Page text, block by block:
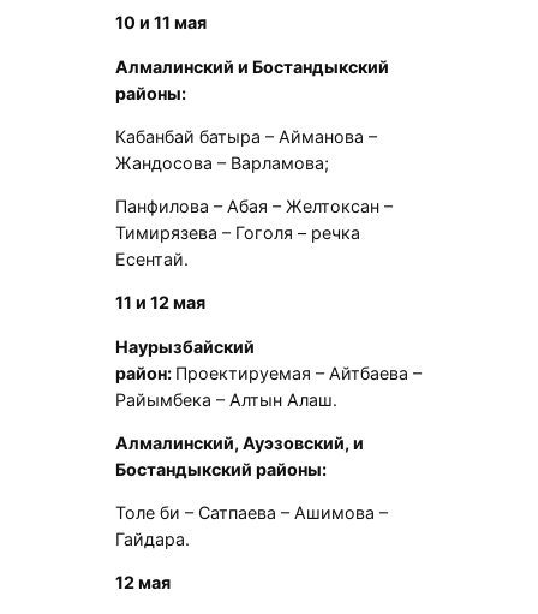
10 и 11 мая
Алмалинский и Бостандыкский
районы:
Кабанбай батыра – Айманова –
Жандосова – Варламова;
Панфилова – Абая – Желтоксан –
Тимирязева – Гоголя – речка
Есентай.
11 и 12 мая
Наурызбайский
район: Проектируемая – Айтбаева –
Райымбека – Алтын Алаш.
Алмалинский, Ауэзовский, и
Бостандыкский районы:
Толе би – Сатпаева – Ашимова –
Гайдара.
12 мая